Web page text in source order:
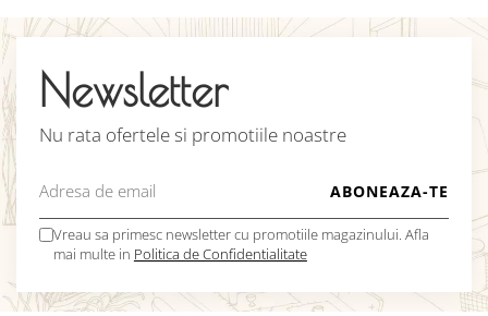
Newsletter
Nu rata ofertele si promotiile noastre
Vreau sa primesc newsletter cu promotiile magazinului. Afla
mai multe in Politica de Confidentialitate